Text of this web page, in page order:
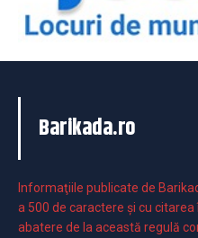
Barikada.ro
Informaţiile publicate de
a 500 de caractere şi cu citarea
abatere de la această regulă